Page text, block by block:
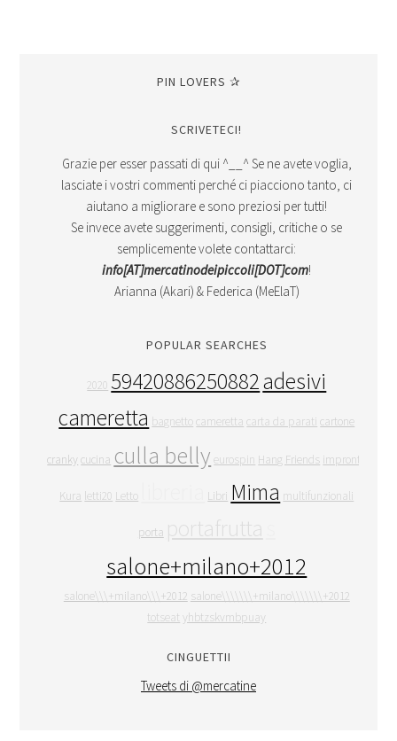
PIN LOVERS ✰
SCRIVETECI!
Grazie per esser passati di qui ^__^ Se ne avete voglia,
lasciate i vostri commenti perché ci piacciono tanto, ci
aiutano a migliorare e sono preziosi per tutti!
Se invece avete suggerimenti, consigli, critiche o se
semplicemente volete contattarci:
info[AT]mercatinodeipiccoli[DOT]com!
Arianna (Akari) & Federica (MeElaT)
POPULAR SEARCHES
2020 59420886250882adesivi
cameretta bagnettocameretta carta da parati cartone
crankycucina culla belly eurospin Hang Friends impronte
Kura letti20 Letto Libri Mima multifunzionali
porta portafrutta
salone+milano+2012
salone\\\+milano\\\+2012 salone\\\\\\\+milano\\\\\\\+2012
totseat yhbtzskvmbpuay
CINGUETTII
Tweets di @mercatine